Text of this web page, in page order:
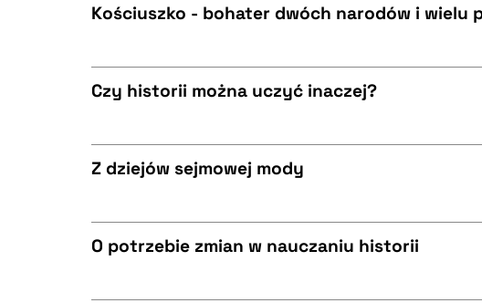
BIBTEX
BIBTEX
Kościuszko - bohater dwóch narodów i wielu
BIBTEX
Czy historii można uczyć inaczej?
Z dziejów sejmowej mody
O potrzebie zmian w nauczaniu historii